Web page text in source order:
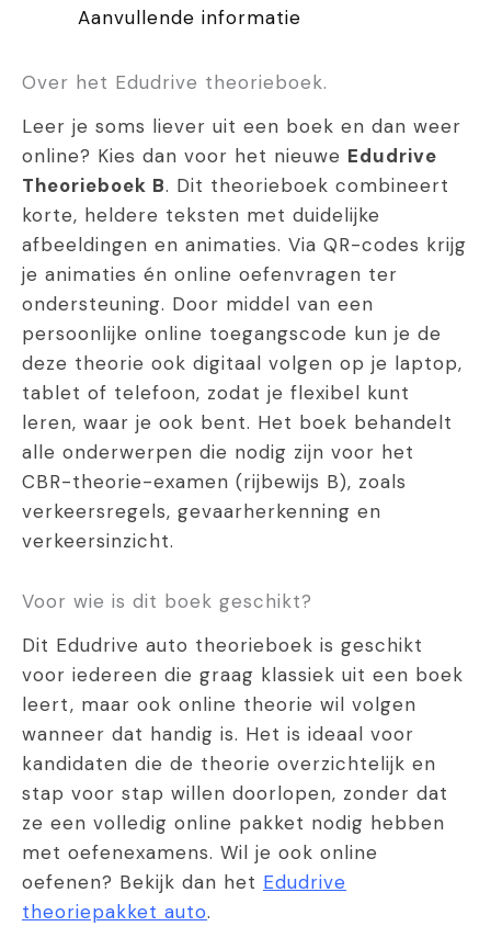
Aanvullende informatie
Over het Edudrive theorieboek.
Leer je soms liever uit een boek en dan weer
online? Kies dan voor het nieuwe Edudrive
Theorieboek B. Dit theorieboek combineert
korte, heldere teksten met duidelijke
afbeeldingen en animaties. Via QR-codes krijg
je animaties én online oefenvragen ter
ondersteuning. Door middel van een
persoonlijke online toegangscode kun je de
deze theorie ook digitaal volgen op je laptop,
tablet of telefoon, zodat je flexibel kunt
leren, waar je ook bent. Het boek behandelt
alle onderwerpen die nodig zijn voor het
CBR-theorie-examen (rijbewijs B), zoals
verkeersregels, gevaarherkenning en
verkeersinzicht.
Voor wie is dit boek geschikt?
Dit Edudrive auto theorieboek is geschikt
voor iedereen die graag klassiek uit een boek
leert, maar ook online theorie wil volgen
wanneer dat handig is. Het is ideaal voor
kandidaten die de theorie overzichtelijk en
stap voor stap willen doorlopen, zonder dat
ze een volledig online pakket nodig hebben
met oefenexamens. Wil je ook online
oefenen? Bekijk dan het Edudrive
theoriepakket auto.